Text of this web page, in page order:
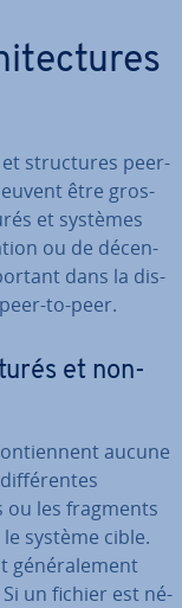
struc­tures peer-
être gros­
et systèmes
ou de dé­cen­
dans la dis­
to-peer.
et non-
aucune
ou les fragments
système cible.
gé­né­ra­le­ment
un fichier est né­